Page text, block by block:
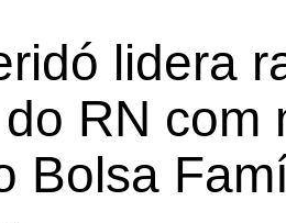
lidera
RN com
Bolsa